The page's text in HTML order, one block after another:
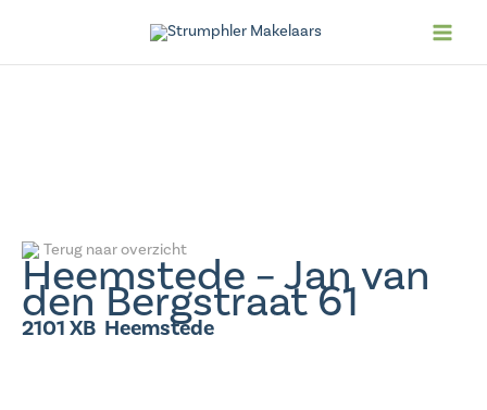
de
Terug naar overzicht
Heemstede – Jan van
den Bergstraat 61
2101 XB Heemstede